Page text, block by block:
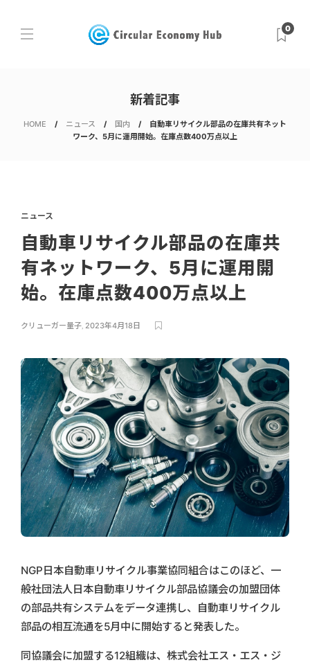
0
新着記事
HOME ニュース 国内
自動車リサイクル部品の在庫共有ネット
ワーク、5月に運用開始。在庫点数400万点以上
ニュース
自動車リサイクル部品の在庫共
有ネットワーク、5月に運用開
始。在庫点数400万点以上
クリューガー量子, 2023年4月18日
NGP日本自動車リサイクル事業協同組合はこのほど、一
般社団法人日本自動車リサイクル部品協議会の加盟団体
の部品共有システムをデータ連携し、自動車リサイクル
部品の相互流通を5月中に開始すると発表した。
同協議会に加盟する12組織は、株式会社エス・エス・ジ